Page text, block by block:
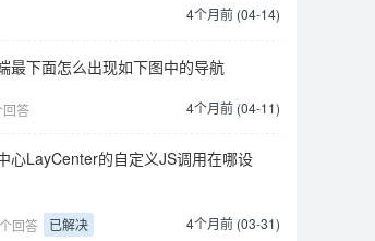
4个月前 (04-14)
最下面怎么出现如下图中的导航
答 4个月前 (04-11)
心LayCenter的自定义JS调用在哪设
回答 已解决 4个月前 (03-31)